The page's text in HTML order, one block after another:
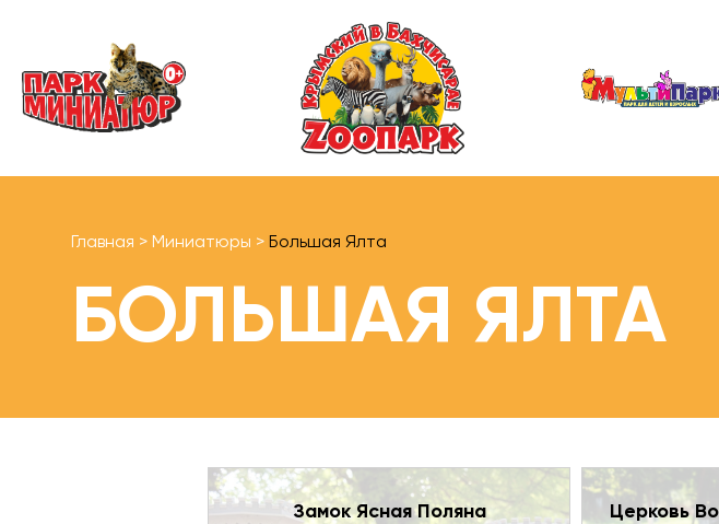
Главная > Миниатюры > Большая Ялта
БОЛЬШАЯ ЯЛТА
Замок Ясная Поляна Церковь